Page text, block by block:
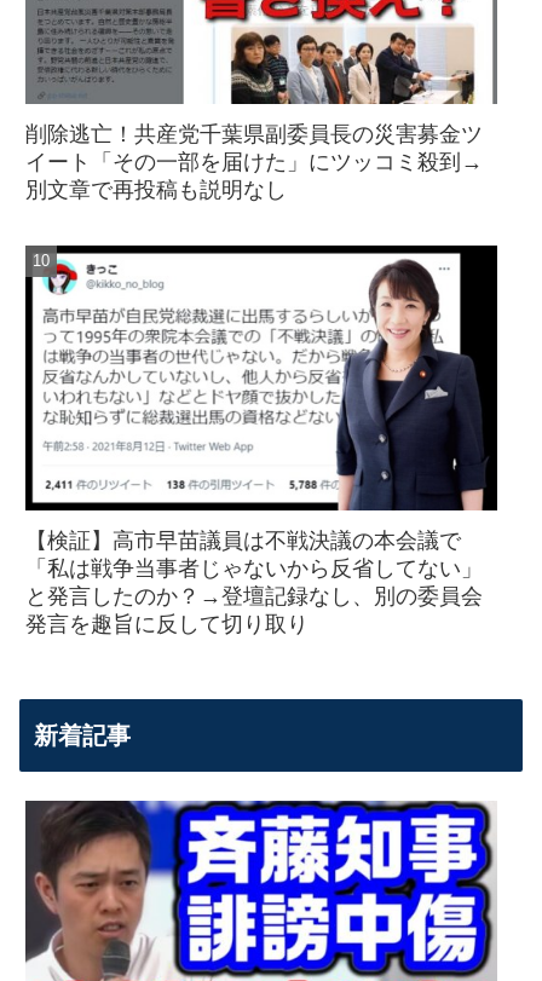
削除逃亡！共産党千葉県副委員長の災害募金ツ
イート「その一部を届けた」にツッコミ殺到→
別文章で再投稿も説明なし
【検証】高市早苗議員は不戦決議の本会議で
「私は戦争当事者じゃないから反省してない」
と発言したのか？→登壇記録なし、別の委員会
発言を趣旨に反して切り取り
新着記事